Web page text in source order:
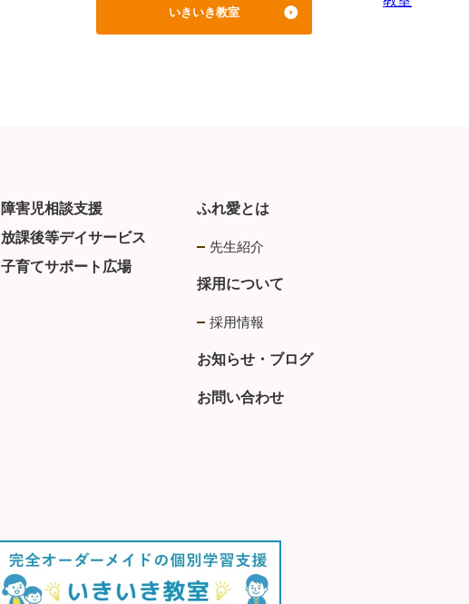
いきいき教室
障害児相談支援
放課後等デイサービス
子育てサポート広場
ふれ愛とは
先生紹介
採用について
採用情報
お知らせ・ブログ
お問い合わせ